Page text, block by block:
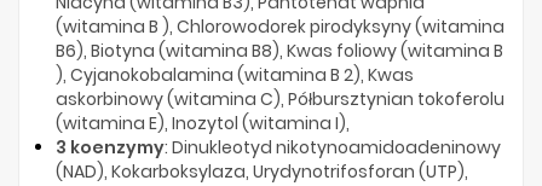
(witamina B ), Chlorowodorek pirodyksyny (witamina
B6), Biotyna (witamina B8), Kwas foliowy (witamina B
), Cyjanokobalamina (witamina B 2), Kwas
askorbinowy (witamina C), Półbursztynian tokoferolu
(witamina E), Inozytol (witamina I),
3 koenzymy: Dinukleotyd nikotynoamidoadeninowy
(NAD), Kokarboksylaza, Urydynotrifosforan (UTP),